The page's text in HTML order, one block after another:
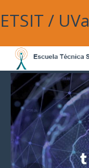
ETSIT / UVa